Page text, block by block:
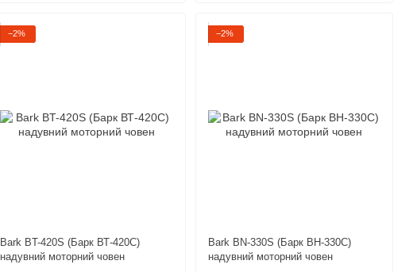
−2%
Bark BT-420S (Барк ВТ-420С)
надувний моторний човен
−2%
Bark BN-330S (Барк ВН-330С)
надувний моторний човен